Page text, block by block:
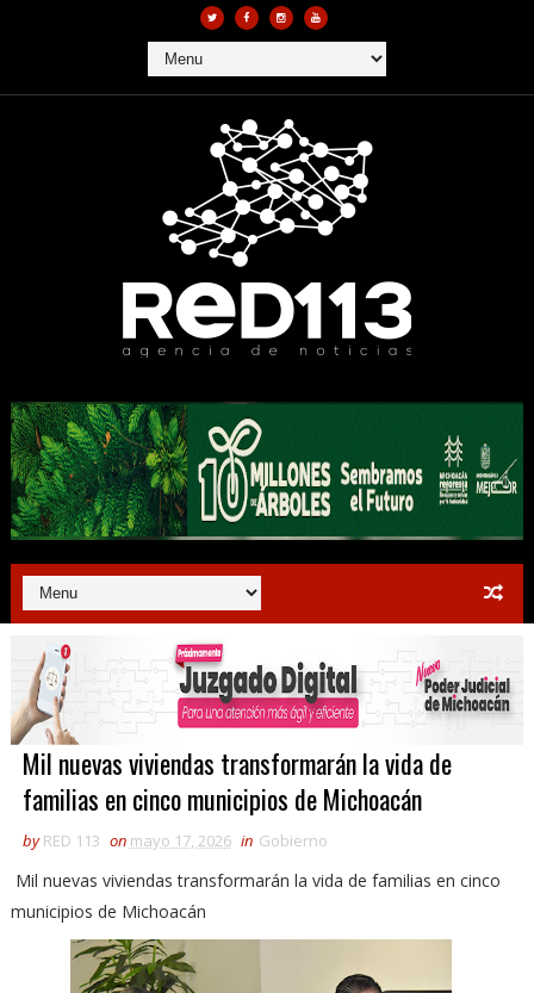
Mil nuevas viviendas transformarán la vida de
familias en cinco municipios de Michoacán
by RED 113 on mayo 17, 2026 in Gobierno
Mil nuevas viviendas transformarán la vida de familias en cinco
municipios de Michoacán